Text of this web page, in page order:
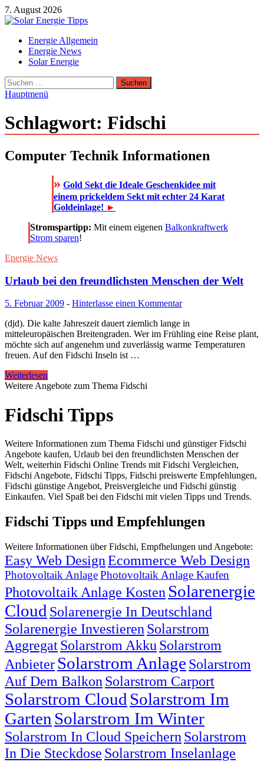
Zum
Inhalt
7. August 2026
Solar Energie Tipps
Solar Energie und Photovoltaik Informationen und Tipps
Energie Allgemein
Energie News
Solar Energie
Suchen
nach:
Hauptmenü
Schlagwort: Fidschi
Computer Technik Informationen
» Gold Sekt die Ideale Geschenkidee mit
einem prickeldem Sekt mit echter 24 Karat
Goldeinlage! ►
Stromspartipp: Mit einem eigenen Balkonkraftwerk
Strom sparen!
Energie News
Urlaub bei den freundlichsten Menschen der Welt
5. Februar 2009 - Hinterlasse einen Kommentar
(djd). Die kalte Jahreszeit dauert ziemlich lange in
mitteleuropäischen Breitengraden. Wer im Frühling eine Reise plant,
möchte sich auf angenehm und zuverlässig warme Temperaturen
freuen. Auf den Fidschi Inseln ist …
Weiterlesen
Weitere Angebote zum Thema Fidschi
Fidschi Tipps
Weitere Informationen zum Thema Fidschi und günstiger Fidschi
Angebote kaufen, Urlaub bei den freundlichsten Menschen der
Welt, weiterhin Fidschi Online Trends mit Fidschi Vergleichen,
Fidschi Angebote, Fidschi Tipps, Fidschi preiswerte Empfehlungen,
Fidschi günstige Angebot, Preisvergleiche und Fidschi günstig
Einkaufen. Viel Spaß bei den Fidschi mit vielen Tipps und Trends.
Fidschi Tipps und Empfehlungen
Weitere Informationen über Fidschi, Empfhelungen und Angebote:
Easy Web DesignEcommerce Web Design
Photovoltaik AnlagePhotovoltaik Anlage Kaufen
Photovoltaik Anlage Kosten Solarenergie
Cloud Solarenergie In Deutschland
Solarenergie Investieren Solarstrom
AggregatSolarstrom Akku Solarstrom
Anbieter Solarstrom Anlage Solarstrom
Auf Dem Balkon Solarstrom Carport
Solarstrom Cloud Solarstrom Im
Garten Solarstrom Im Winter
Solarstrom In Cloud Speichern Solarstrom
In Die Steckdose Solarstrom Inselanlage